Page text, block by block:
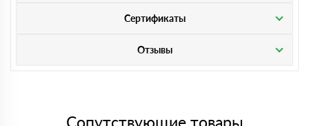
Сертификаты
Отзывы
Сопутствующие товары